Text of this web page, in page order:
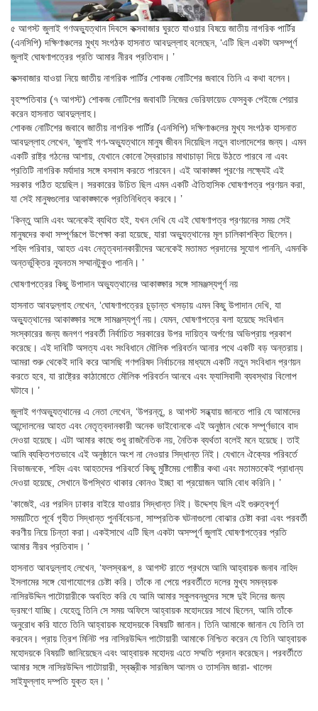
৫ আগস্ট জুলাই গণঅভ্যুত্থান দিবসে কক্সবাজার ঘুরতে যাওয়ার বিষয়ে জাতীয় নাগরিক পার্টির
(এনসিপি) দক্ষিণাঞ্চলের মুখ্য সংগঠক হাসনাত আবদুল্লাহ বলেছেন, ‘এটি ছিল একটা অসম্পূর্ণ
জুলাই ঘোষণাপত্রের প্রতি আমার নীরব প্রতিবাদ। ’
কক্সবাজার যাওয়া নিয়ে জাতীয় নাগরিক পার্টির শোকজ নোটিশের জবাবে তিনি এ কথা বলেন।
বৃহস্পতিবার (৭ আগস্ট) শোকজ নোটিশের জবাবটি নিজের ভেরিফায়েড ফেসবুক পেইজে শেয়ার
করেন হাসনাত আবদুল্লাহ।
শোকজ নোটিশের জবাবে জাতীয় নাগরিক পার্টির (এনসিপি) দক্ষিণাঞ্চলের মুখ্য সংগঠক হাসনাত
আবদুল্লাহ লেখেন, ‘জুলাই গণ-অভ্যুত্থানে মানুষ জীবন দিয়েছিল নতুন বাংলাদেশের জন্য। এমন
একটি রাষ্ট্র গঠনের আশায়, যেখানে কোনো স্বৈরাচার মাথাচাড়া দিয়ে উঠতে পারবে না এবং
প্রতিটি নাগরিক মর্যাদার সঙ্গে বসবাস করতে পারবেন। এই আকাঙ্ক্ষা পূরণের লক্ষ্যেই এই
সরকার গঠিত হয়েছিল। সরকারের উচিত ছিল এমন একটি ঐতিহাসিক ঘোষণাপত্র প্রণয়ন করা,
যা সেই মানুষগুলোর আকাঙ্ক্ষাকে প্রতিনিধিত্ব করবে। ’
‘কিন্তু আমি এবং অনেকেই ব্যথিত হই, যখন দেখি যে এই ঘোষণাপত্র প্রণয়নের সময় সেই
মানুষদের কথা সম্পূর্ণরূপে উপেক্ষা করা হয়েছে, যারা অভ্যুত্থানের মূল চালিকাশক্তি ছিলেন।
শহিদ পরিবার, আহত এবং নেতৃত্বদানকারীদের অনেকেই মতামত প্রদানের সুযোগ পাননি, এমনকি
অন্তর্ভুক্তির ন্যূনতম সম্মানটুকুও পাননি। ’
ঘোষণাপত্রের কিছু উপাদান অভ্যুত্থানের আকাঙ্ক্ষার সঙ্গে সামঞ্জস্যপূর্ণ নয়
হাসনাত আবদুল্লাহ লেখেন, ‘ঘোষণাপত্রের চূড়ান্ত খসড়ায় এমন কিছু উপাদান দেখি, যা
অভ্যুত্থানের আকাঙ্ক্ষার সঙ্গে সামঞ্জস্যপূর্ণ নয়। যেমন, ঘোষণাপত্রে বলা হয়েছে সংবিধান
সংস্কারের জন্য জনগণ পরবর্তী নির্বাচিত সরকারের উপর দায়িত্ব অর্পণের অভিপ্রায় প্রকাশ
করেছে। এই দাবিটি অসত্য এবং সংবিধানে মৌলিক পরিবর্তন আনার পথে একটি বড় অন্তরায়।
আমরা শুরু থেকেই দাবি করে আসছি গণপরিষদ নির্বাচনের মাধ্যমে একটি নতুন সংবিধান প্রণয়ন
করতে হবে, যা রাষ্ট্রের কাঠামোতে মৌলিক পরিবর্তন আনবে এবং ফ্যাসিবাদী ব্যবস্থার বিলোপ
ঘটাবে। ’
জুলাই গণঅভ্যুত্থানের এ নেতা লেখেন, ‘উপরন্তু, ৪ আগস্ট সন্ধ্যায় জানতে পারি যে আমাদের
আন্দোলনের আহত এবং নেতৃত্বদানকারী অনেক ভাইবোনকে এই অনুষ্ঠান থেকে সম্পূর্ণভাবে বাদ
দেওয়া হয়েছে। এটা আমার কাছে শুধু রাজনৈতিক নয়, নৈতিক ব্যর্থতা বলেই মনে হয়েছে। তাই
আমি ব্যক্তিগতভাবে এই অনুষ্ঠানে অংশ না নেওয়ার সিদ্ধান্ত নিই। যেখানে ঐক্যের পরিবর্তে
বিভাজনকে, শহিদ এবং আহতদের পরিবর্তে কিছু মুষ্টিমেয় গোষ্ঠীর কথা এবং মতামতকেই প্রাধান্য
দেওয়া হয়েছে, সেখানে উপস্থিত থাকার কোনও ইচ্ছা বা প্রয়োজন আমি বোধ করিনি। ’
‘কাজেই, এর পরদিন ঢাকার বাইরে যাওয়ার সিদ্ধান্ত নিই। উদ্দেশ্য ছিল এই গুরুত্বপূর্ণ
সময়টিতে পূর্বে গৃহীত সিদ্ধান্ত পুনর্বিবেচনা, সাম্প্রতিক ঘটনাগুলো বোঝার চেষ্টা করা এবং পরবর্তী
করণীয় নিয়ে চিন্তা করা। একইসাথে এটি ছিল একটা অসম্পূর্ণ জুলাই ঘোষণাপত্রের প্রতি
আমার নীরব প্রতিবাদ। ’
হাসনাত আবদুল্লাহ লেখেন, ‘ফলস্বরূপ, ৪ আগস্ট রাতে প্রথমে আমি আহ্বায়ক জনাব নাহিদ
ইসলামের সঙ্গে যোগাযোগের চেষ্টা করি। তাঁকে না পেয়ে পরবর্তীতে দলের মুখ্য সমন্বয়ক
নাসিরউদ্দিন পাটোয়ারীকে অবহিত করি যে আমি আমার স্কুলবন্ধুদের সঙ্গে দুই দিনের জন্য
ভ্রমণে যাচ্ছি। যেহেতু তিনি সে সময় অফিসে আহ্বায়ক মহোদয়ের সাথে ছিলেন, আমি তাঁকে
অনুরোধ করি যাতে তিনি আহ্বায়ক মহোদয়কে বিষয়টি জানান। তিনি আমাকে জানান যে তিনি তা
করবেন। প্রায় ত্রিশ মিনিট পর নাসিরউদ্দিন পাটোয়ারী আমাকে নিশ্চিত করেন যে তিনি আহ্বায়ক
মহোদয়কে বিষয়টি জানিয়েছেন এবং আহ্বায়ক মহোদয় এতে সম্মতি প্রদান করেছেন। পরবর্তীতে
আমার সঙ্গে নাসিরউদ্দিন পাটোয়ারী, স্বস্ত্রীক সারজিস আলম ও তাসনিম জারা- খালেদ
সাইফুল্লাহ দম্পতি যুক্ত হন। ’